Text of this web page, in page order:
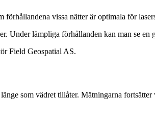
vissa nätter är optimala för
Under lämpliga förhållanden kan man se en
Field Geospatial AS.
som vädret tillåter. Mätningarna